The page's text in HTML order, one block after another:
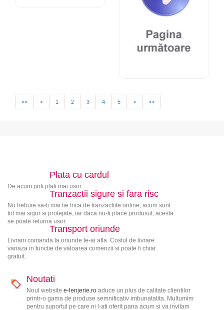
<< < 1 2 3 4 5 > >>
Plata cu cardul
De acum poti plati mai usor
Tranzactii sigure si fara risc
Nu trebuie sa-ti mai fie frica de tranzactiile online, acum sunt
tot mai sigur si protejate, iar daca nu-ti place produsul, acesta
se poate returna usor.
Transport oriunde
Livram comanda ta oriunde te-ai afla. Costul de livrare
variaza in functie de valoarea comenzii si poate fi chiar
gratuit.
Noutati
Noul website e-lenjerie.roaduce un plus de calitate clientilor
printr-o gama de produse semnificativ imbunatatita. Multumim
pentru suportul pe care ni l-ati oferit pana acum si va invitam